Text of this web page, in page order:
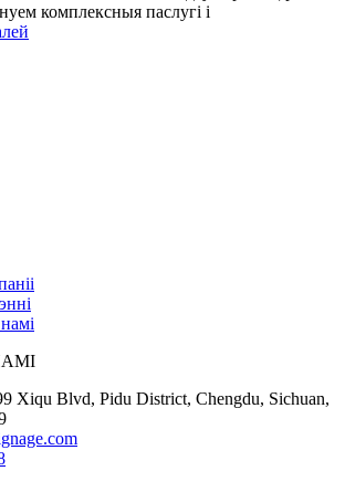
комплексныя паслугі і
Xiqu Blvd, Pidu District, Chengdu, Sichuan,